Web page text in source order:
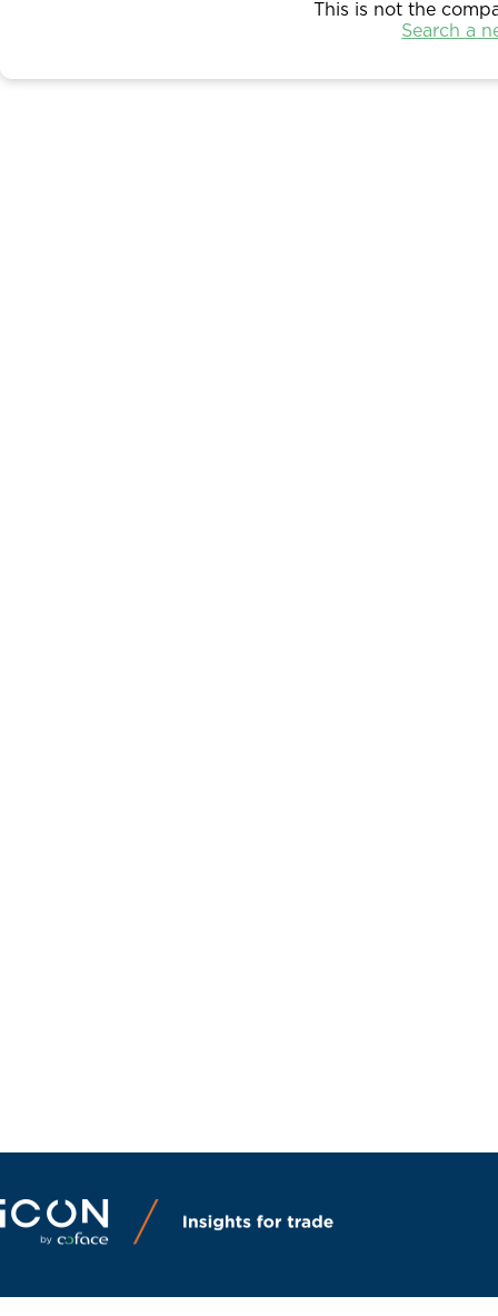
This is not the
Search a